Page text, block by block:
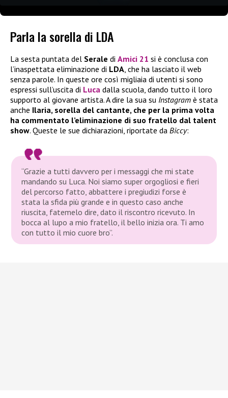
Parla la sorella di LDA
La sesta puntata del Serale di Amici 21 si è conclusa con
l’inaspettata eliminazione di LDA, che ha lasciato il web
senza parole. In queste ore così migliaia di utenti si sono
espressi sull’uscita di Luca dalla scuola, dando tutto il loro
supporto al giovane artista. A dire la sua su Instagram è stata
anche Ilaria, sorella del cantante, che per la prima volta
ha commentato l’eliminazione di suo fratello dal talent
show. Queste le sue dichiarazioni, riportate da Biccy:
“Grazie a tutti davvero per i messaggi che mi state
mandando su Luca. Noi siamo super orgogliosi e fieri
del percorso fatto, abbattere i pregiudizi forse è
stata la sfida più grande e in questo caso anche
riuscita, fatemelo dire, dato il riscontro ricevuto. In
bocca al lupo a mio fratello, il bello inizia ora. Ti amo
con tutto il mio cuore bro”.